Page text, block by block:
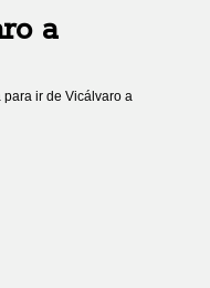
a
para ir deVicálvaro a